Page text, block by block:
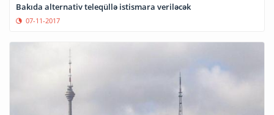
Bakıda alternativ teleqüllə istismara veriləcək
07-11-2017